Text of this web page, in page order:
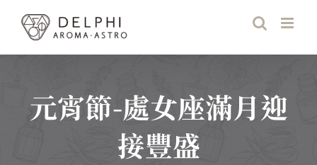
content
元宵節-處女座滿月迎
接豐盛